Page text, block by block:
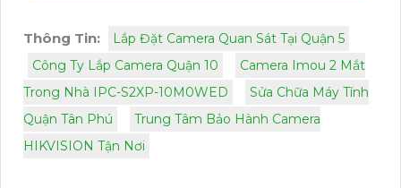
Thông Tin:
Lắp Đặt Camera Quan Sát Tại Quận 5
Công Ty Lắp Camera Quận 10
Camera Imou 2 Mắt
Trong Nhà IPC-S2XP-10M0WED
Sửa Chữa Máy Tính
Quận Tân Phú
Trung Tâm Bảo Hành Camera
HIKVISION Tận Nơi